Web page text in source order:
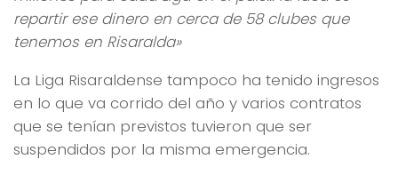
repartir ese dinero en cerca de 58 clubes que
tenemos en Risaralda»
La Liga Risaraldense tampoco ha tenido ingresos
en lo que va corrido del año y varios contratos
que se tenían previstos tuvieron que ser
suspendidos por la misma emergencia.